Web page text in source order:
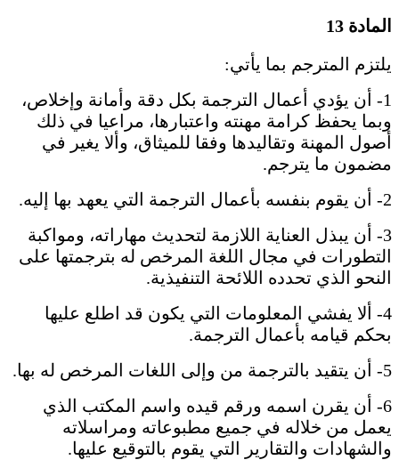
المادة 13
يلتزم المترجم بما يأتي:
1- أن يؤدي أعمال الترجمة بكل دقة وأمانة وإخلاص،
وبما يحفظ كرامة مهنته واعتبارها، مراعيا في ذلك
أصول المهنة وتقاليدها وفقا للميثاق، وألا يغير في
مضمون ما يترجم.
2- أن يقوم بنفسه بأعمال الترجمة التي يعهد بها إليه.
3- أن يبذل العناية اللازمة لتحديث مهاراته، ومواكبة
التطورات في مجال اللغة المرخص له بترجمتها على
النحو الذي تحدده اللائحة التنفيذية.
4- ألا يفشي المعلومات التي يكون قد اطلع عليها
بحكم قيامه بأعمال الترجمة.
5- أن يتقيد بالترجمة من وإلى اللغات المرخص له بها.
6- أن يقرن اسمه ورقم قيده واسم المكتب الذي
يعمل من خلاله في جميع مطبوعاته ومراسلاته
والشهادات والتقارير التي يقوم بالتوقيع عليها.